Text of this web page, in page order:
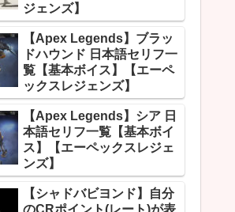
ジェンズ】
【Apex Legends】ブラッ
ドハウンド 日本語セリフ一
覧【基本ボイス】【エーペ
ックスレジェンズ】
【Apex Legends】シア 日
本語セリフ一覧【基本ボイ
ス】【エーペックスレジェ
ンズ】
【シャドバビヨンド】自分
のCRポイント(レート)が表